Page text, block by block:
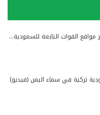
القوات التابعة للسعودية…
تركية في سماء اليمن (فيديو)